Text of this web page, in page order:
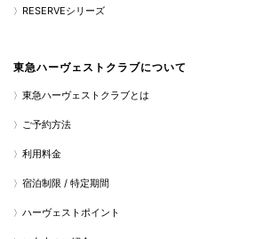
RESERVEシリーズ
東急ハーヴェストクラブについて
東急ハーヴェストクラブとは
ご予約方法
利用料金
宿泊制限 / 特定期間
ハーヴェストポイント